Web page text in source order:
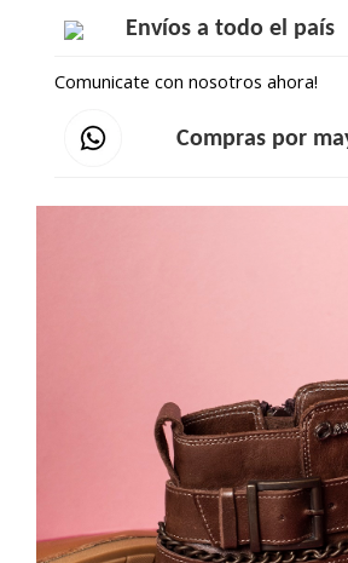
Envíos a todo el país
Comunicate con nosotros ahora!
Compras por